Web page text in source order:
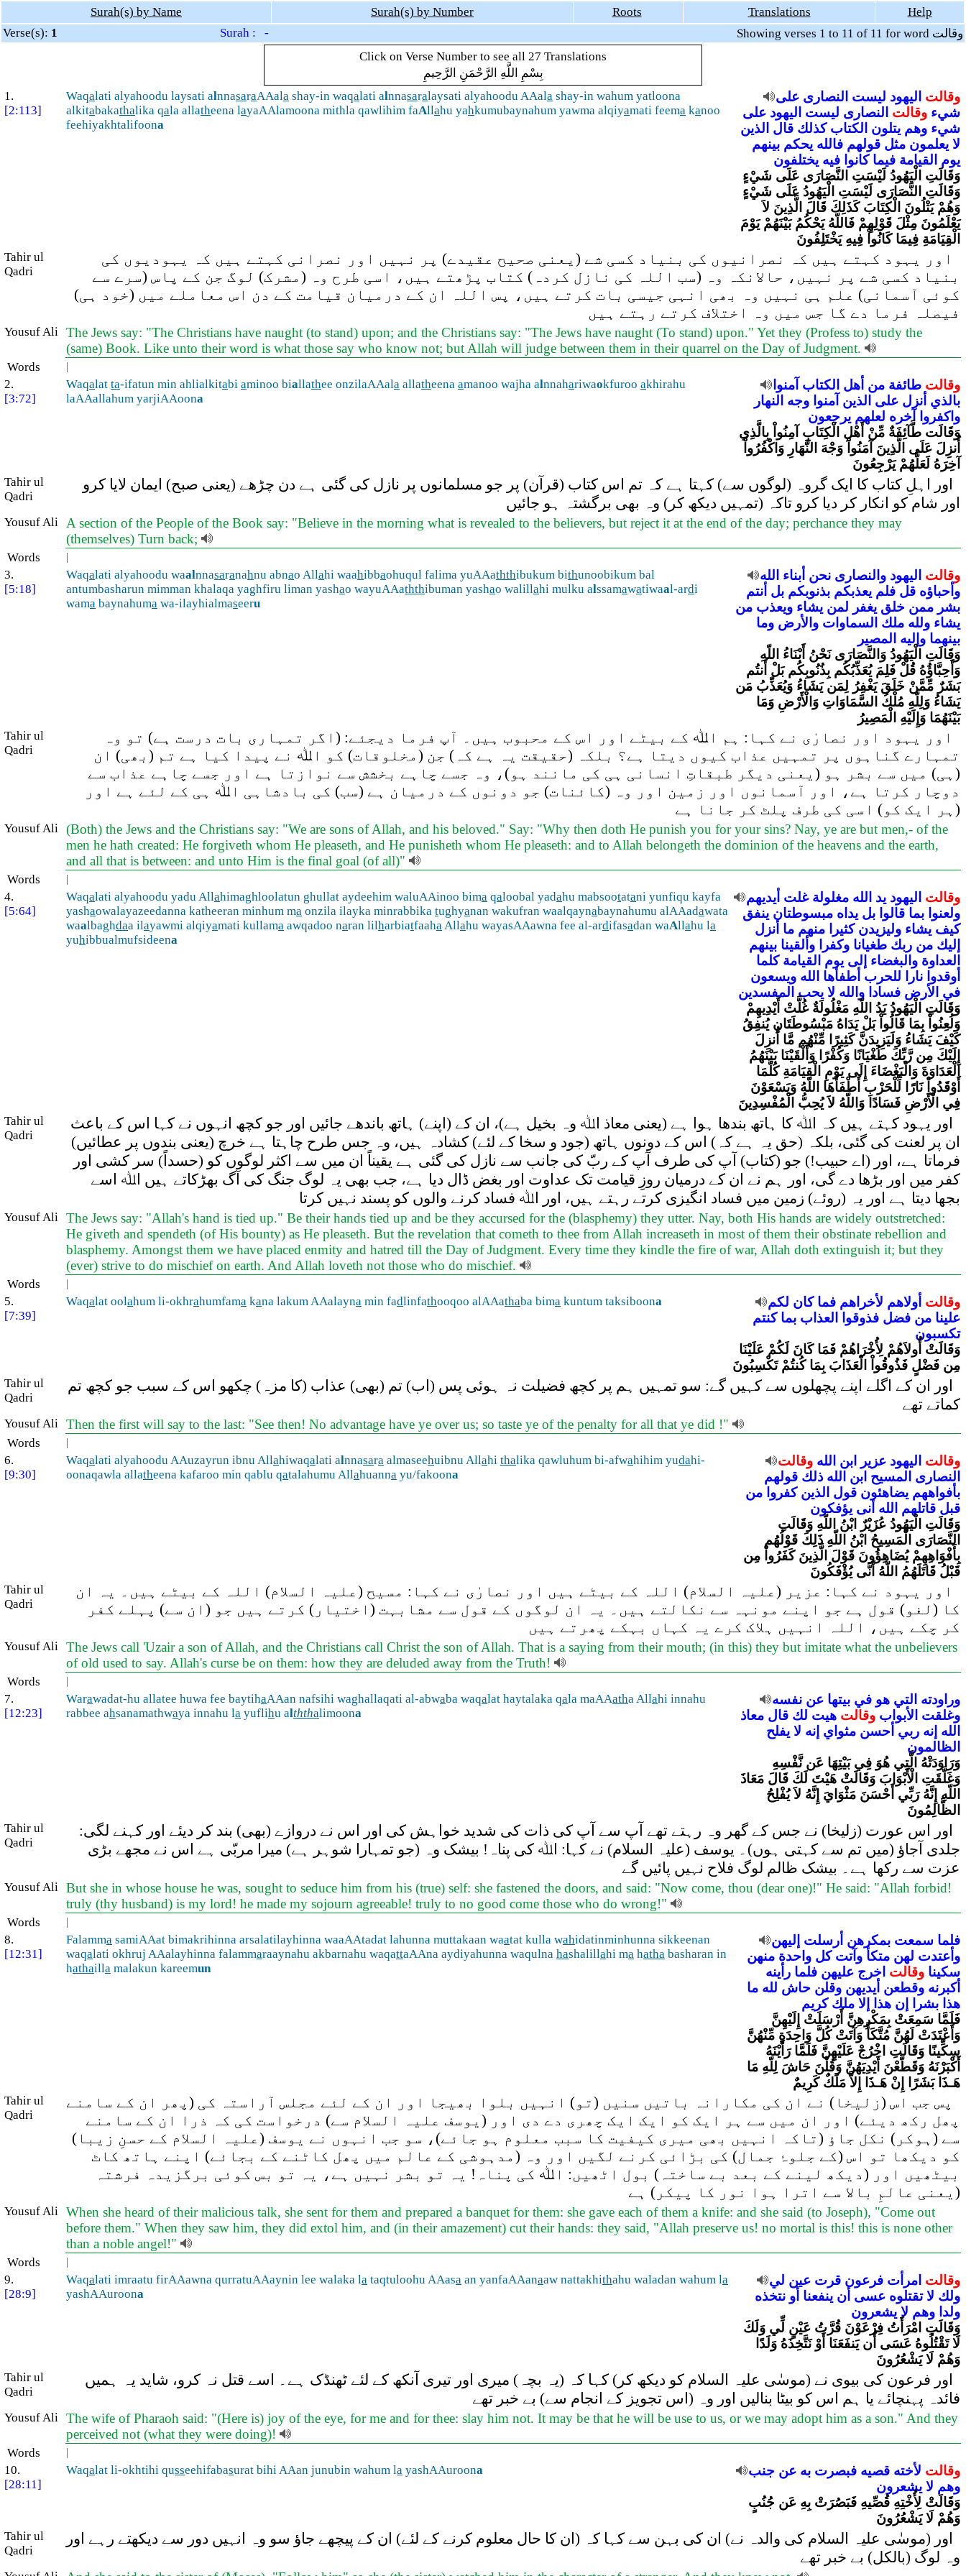
Surah(s) by Name Surah(s) by Number Roots Translations
Help
Verse(s): 1 Surah : -
Showing verses 1 to 11 of 11 for word وقالت
Click on Verse Number to see all 27 Translations
بِسْمِ اللَّهِ الرَّحْمَنِ الرَّحِيمِ
1.
[2:113]
Waqalati alyahoodu laysati alnnasaraAAala shay-in waqalati alnnasaralaysati alyahoodu AAala shay-in wahum yatloona
alkitabakathalika qala allatheena layaAAlamoona mithla qawlihim faAllahu yahkumubaynahum yawma alqiyamati feema kanoo
feehiyakhtalifoona
وقالت اليهود ليست النصارى على
شيء وقالت النصارى ليست اليهود على
شيء وهم يتلون الكتاب كذلك قال الذين
لا يعلمون مثل قولهم فالله يحكم بينهم
يوم القيامة فيما كانوا فيه يختلفون
وَقَالَتِ الْيَهُودُ لَيْسَتِ النَّصَارَى عَلَى شَيْءٍ
وَقَالَتِ النَّصَارَى لَيْسَتِ الْيَهُودُ عَلَى شَيْءٍ
وَهُمْ يَتْلُونَ الْكِتَابَ كَذَلِكَ قَالَ الَّذِينَ لاَ
يَعْلَمُونَ مِثْلَ قَوْلِهِمْ فَاللّهُ يَحْكُمُ بَيْنَهُمْ يَوْمَ
الْقِيَامَةِ فِيمَا كَانُواْ فِيهِ يَخْتَلِفُونَ
Tahir ul
Qadri
اور یہود کہتے ہیں کہ نصرانیوں کی بنیاد کسی شے (یعنی صحیح عقیدے) پر نہیں اور نصرانی کہتے ہیں کہ یہودیوں کی
بنیاد کسی شے پر نہیں، حالانکہ وہ (سب اللہ کی نازل کردہ) کتاب پڑھتے ہیں، اسی طرح وہ (مشرک) لوگ جن کے پاس (سرے سے
کوئی آسمانی) علم ہی نہیں وہ بھی انہی جیسی بات کرتے ہیں، پس اللہ ان کے درمیان قیامت کے دن اس معاملے میں (خود ہی)
فیصلہ فرما دے گا جس میں وہ اختلاف کرتے رہتے ہیں
Yousuf Ali The Jews say: "The Christians have naught (to stand) upon; and the Christians say: "The Jews have naught (To stand) upon." Yet they (Profess to) study the
(same) Book. Like unto their word is what those say who know not; but Allah will judge between them in their quarrel on the Day of Judgment.
Words |
2.
[3:72]
Waqalat ta-ifatun min ahlialkitabi aminoo biallathee onzilaAAala allatheena amanoo wajha alnnahariwaokfuroo akhirahu
laAAallahum yarjiAAoona
وقالت طائفة من أهل الكتاب آمنوا
بالذي أنزل على الذين آمنوا وجه النهار
واكفروا آخره لعلهم يرجعون
وَقَالَت طَّآئِفَةٌ مِّنْ أَهْلِ الْكِتَابِ آمِنُواْ بِالَّذِي
أُنزِلَ عَلَى الَّذِينَ آمَنُواْ وَجْهَ النَّهَارِ وَاكْفُرُواْ
آخِرَهُ لَعَلَّهُمْ يَرْجِعُونَ
Tahir ul
Qadri
اور اہلِ کتاب کا ایک گروہ (لوگوں سے) کہتا ہے کہ تم اس کتاب (قرآن) پر جو مسلمانوں پر نازل کی گئی ہے دن چڑھے (یعنی صبح) ایمان لایا کرو
اور شام کو انکار کر دیا کرو تاکہ (تمہیں دیکھ کر) وہ بھی برگشتہ ہو جائیں
Yousuf Ali
A section of the People of the Book say: "Believe in the morning what is revealed to the believers, but reject it at the end of the day; perchance they may
(themselves) Turn back;
Words |
3.
[5:18]
Waqalati alyahoodu waalnnasaranahnu abnao Allahi waahibbaohuqul falima yuAAaththibukum bithunoobikum bal
antumbasharun mimman khalaqa yaghfiru liman yashao wayuAAaththibuman yashao walillahi mulku alssamawatiwaal-ardi
wama baynahuma wa-ilayhialmaseeru
وقالت اليهود والنصارى نحن أبناء الله
وأحباؤه قل فلم يعذبكم بذنوبكم بل أنتم
بشر ممن خلق يغفر لمن يشاء ويعذب من
يشاء ولله ملك السماوات والأرض وما
بينهما وإليه المصير
وَقَالَتِ الْيَهُودُ وَالنَّصَارَى نَحْنُ أَبْنَاءُ اللّهِ
وَأَحِبَّاؤُهُ قُلْ فَلِمَ يُعَذِّبُكُم بِذُنُوبِكُم بَلْ أَنتُم
بَشَرٌ مِّمَّنْ خَلَقَ يَغْفِرُ لِمَن يَشَاءُ وَيُعَذِّبُ مَن
يَشَاءُ وَلِلّهِ مُلْكُ السَّمَاوَاتِ وَالْأَرْضِ وَمَا
بَيْنَهُمَا وَإِلَيْهِ الْمَصِيرُ
Tahir ul
Qadri
اور یہود اور نصارٰی نے کہا: ہم اﷲ کے بیٹے اور اس کے محبوب ہیں۔ آپ فرما دیجئے: (اگر تمہاری بات درست ہے) تو وہ
تمہارے گناہوں پر تمہیں عذاب کیوں دیتا ہے؟ بلکہ (حقیقت یہ ہے کہ) جن (مخلوقات) کو اﷲ نے پیدا کیا ہے تم (بھی) ان
(ہی) میں سے بشر ہو (یعنی دیگر طبقاتِ انسانی ہی کی مانند ہو)، وہ جسے چاہے بخشش سے نوازتا ہے اور جسے چاہے عذاب سے
دوچار کرتا ہے، اور آسمانوں اور زمین اور وہ (کائنات) جو دونوں کے درمیان ہے (سب) کی بادشاہی اﷲ ہی کے لئے ہے اور
(ہر ایک کو) اسی کی طرف پلٹ کر جانا ہے
Yousuf Ali (Both) the Jews and the Christians say: "We are sons of Allah, and his beloved." Say: "Why then doth He punish you for your sins? Nay, ye are but men,- of the
men he hath created: He forgiveth whom He pleaseth, and He punisheth whom He pleaseth: and to Allah belongeth the dominion of the heavens and the earth,
and all that is between: and unto Him is the final goal (of all)"
Words |
4.
[5:64]
Waqalati alyahoodu yadu Allahimaghloolatun ghullat aydeehim waluAAinoo bima qaloobal yadahu mabsootatani yunfiqu kayfa
yashaowalayazeedanna katheeran minhum ma onzila ilayka minrabbika tughyanan wakufran waalqaynabaynahumu alAAadawata
waalbaghdaa ilayawmi alqiyamati kullama awqadoo naran lilharbiatfaahaAllahu wayasAAawna fee al-ardifasadan waAllahu la
yuhibbualmufsideena
وقالت اليهود يد الله مغلولة غلت أيديهم
ولعنوا بما قالوا بل يداه مبسوطتان ينفق
كيف يشاء وليزيدن كثيرا منهم ما أنزل
إليك من ربك طغيانا وكفرا وألقينا بينهم
العداوة والبغضاء إلى يوم القيامة كلما
أوقدوا نارا للحرب أطفأها الله ويسعون
في الأرض فسادا والله لا يحب المفسدين
وَقَالَتِ الْيَهُودُ يَدُ اللّهِ مَغْلُولَةٌ غُلَّتْ أَيْدِيهِمْ
وَلُعِنُواْ بِمَا قَالُواْ بَلْ يَدَاهُ مَبْسُوطَتَانِ يُنفِقُ
كَيْفَ يَشَاءُ وَلَيَزِيدَنَّ كَثِيرًا مِّنْهُم مَّا أُنزِلَ
إِلَيْكَ مِن رَّبِّكَ طُغْيَانًا وَكُفْرًا وَأَلْقَيْنَا بَيْنَهُمُ
الْعَدَاوَةَ وَالْبَغْضَاءَ إِلَى يَوْمِ الْقِيَامَةِ كُلَّمَا
أَوْقَدُواْ نَارًا لِّلْحَرْبِ أَطْفَأَهَا اللّهُ وَيَسْعَوْنَ
فِي الْأَرْضِ فَسَادًا وَاللّهُ لاَ يُحِبُّ الْمُفْسِدِينَ
Tahir ul
Qadri
اور یہود کہتے ہیں کہ اﷲ کا ہاتھ بندھا ہوا ہے (یعنی معاذ اﷲ وہ بخیل ہے)، ان کے (اپنے) ہاتھ باندھے جائیں اور جو کچھ انہوں نے کہا اس کے باعث
ان پر لعنت کی گئی، بلکہ (حق یہ ہے کہ) اس کے دونوں ہاتھ (جود و سخا کے لئے) کشادہ ہیں، وہ جس طرح چاہتا ہے خرچ (یعنی بندوں پر عطائیں)
فرماتا ہے، اور (اے حبیب!) جو (کتاب) آپ کی طرف آپ کے ربّ کی جانب سے نازل کی گئی ہے یقیناً ان میں سے اکثر لوگوں کو (حسداً) سر کشی اور
کفر میں اور بڑھا دے گی، اور ہم نے ان کے درمیان روزِ قیامت تک عداوت اور بغض ڈال دیا ہے، جب بھی یہ لوگ جنگ کی آگ بھڑکاتے ہیں اﷲ اسے
بجھا دیتا ہے اور یہ (روئے) زمین میں فساد انگیزی کرتے رہتے ہیں، اور اﷲ فساد کرنے والوں کو پسند نہیں کرتا
Yousuf Ali The Jews say: "Allah's hand is tied up." Be their hands tied up and be they accursed for the (blasphemy) they utter. Nay, both His hands are widely outstretched:
He giveth and spendeth (of His bounty) as He pleaseth. But the revelation that cometh to thee from Allah increaseth in most of them their obstinate rebellion and
blasphemy. Amongst them we have placed enmity and hatred till the Day of Judgment. Every time they kindle the fire of war, Allah doth extinguish it; but they
(ever) strive to do mischief on earth. And Allah loveth not those who do mischief.
Words |
5.
[7:39]
Waqalat oolahum li-okhrahumfama kana lakum AAalayna min fadlinfathooqoo alAAathaba bima kuntum taksiboona وقالت أولاهم لأخراهم فما كان لكم
علينا من فضل فذوقوا العذاب بما كنتم
تكسبون
وَقَالَتْ أُولاَهُمْ لِأُخْرَاهُمْ فَمَا كَانَ لَكُمْ عَلَيْنَا
مِن فَضْلٍ فَذُوقُواْ الْعَذَابَ بِمَا كُنتُمْ تَكْسِبُونَ
Tahir ul
Qadri
اور ان کے اگلے اپنے پچھلوں سے کہیں گے: سو تمہیں ہم پر کچھ فضیلت نہ ہوئی پس (اب) تم (بھی) عذاب (کا مزہ) چکھو اس کے سبب جو کچھ تم
کماتے تھے
Yousuf Ali Then the first will say to the last: "See then! No advantage have ye over us; so taste ye of the penalty for all that ye did !"
Words |
6.
[9:30]
Waqalati alyahoodu AAuzayrun ibnu Allahiwaqalati alnnasara almaseehuibnu Allahi thalika qawluhum bi-afwahihim yudahi-
oonaqawla allatheena kafaroo min qablu qatalahumu Allahuanna yu/fakoona
وقالت اليهود عزير ابن الله وقالت
النصارى المسيح ابن الله ذلك قولهم
بأفواههم يضاهئون قول الذين كفروا من
قبل قاتلهم الله أنى يؤفكون
وَقَالَتِ الْيَهُودُ عُزَيْرٌ ابْنُ اللّهِ وَقَالَتِ
النَّصَارَى الْمَسِيحُ ابْنُ اللّهِ ذَلِكَ قَوْلُهُم
بِأَفْوَاهِهِمْ يُضَاهِؤُونَ قَوْلَ الَّذِينَ كَفَرُواْ مِن
قَبْلُ قَاتَلَهُمُ اللّهُ أَنَّى يُؤْفَكُونَ
Tahir ul
Qadri
اور یہود نے کہا: عزیر (علیہ السلام) اللہ کے بیٹے ہیں اور نصارٰی نے کہا: مسیح (علیہ السلام) اللہ کے بیٹے ہیں۔ یہ ان
کا (لغو) قول ہے جو اپنے مونہہ سے نکالتے ہیں۔ یہ ان لوگوں کے قول سے مشابہت (اختیار) کرتے ہیں جو (ان سے) پہلے کفر
کر چکے ہیں، اللہ انہیں ہلاک کرے یہ کہاں بہکے پھرتے ہیں
Yousuf Ali The Jews call 'Uzair a son of Allah, and the Christians call Christ the son of Allah. That is a saying from their mouth; (in this) they but imitate what the unbelievers
of old used to say. Allah's curse be on them: how they are deluded away from the Truth!
Words |
7.
[12:23]
Warawadat-hu allatee huwa fee baytihaAAan nafsihi waghallaqati al-abwaba waqalat haytalaka qala maAAatha Allahi innahu
rabbee ahsanamathwaya innahu la yuflihu alththalimoona
وراودته التي هو في بيتها عن نفسه
وغلقت الأبواب وقالت هيت لك قال معاذ
الله إنه ربي أحسن مثواي إنه لا يفلح
الظالمون
وَرَاوَدَتْهُ الَّتِي هُوَ فِي بَيْتِهَا عَن نَّفْسِهِ
وَغَلَّقَتِ الْأَبْوَابَ وَقَالَتْ هَيْتَ لَكَ قَالَ مَعَاذَ
اللّهِ إِنَّهُ رَبِّي أَحْسَنَ مَثْوَايَ إِنَّهُ لاَ يُفْلِحُ
الظَّالِمُونَ
Tahir ul
Qadri
اور اس عورت (زلیخا) نے جس کے گھر وہ رہتے تھے آپ سے آپ کی ذات کی شدید خواہش کی اور اس نے دروازے (بھی) بند کر دیئے اور کہنے لگی:
جلدی آجاؤ (میں تم سے کہتی ہوں)۔ یوسف (علیہ السلام) نے کہا: اﷲ کی پناہ! بیشک وہ (جو تمہارا شوہر ہے) میرا مربّی ہے اس نے مجھے بڑی
عزت سے رکھا ہے۔ بیشک ظالم لوگ فلاح نہیں پائیں گے
Yousuf Ali But she in whose house he was, sought to seduce him from his (true) self: she fastened the doors, and said: "Now come, thou (dear one)!" He said: "Allah forbid!
truly (thy husband) is my lord! he made my sojourn agreeable! truly to no good come those who do wrong!"
Words |
8.
[12:31]
Falamma samiAAat bimakrihinna arsalatilayhinna waaAAtadat lahunna muttakaan waatat kulla wahidatinminhunna sikkeenan
waqalati okhruj AAalayhinna falammaraaynahu akbarnahu waqattaAAna aydiyahunna waqulna hashalillahi ma hatha basharan in
hathailla malakun kareemun
فلما سمعت بمكرهن أرسلت إليهن
وأعتدت لهن متكأ وآتت كل واحدة منهن
سكينا وقالت اخرج عليهن فلما رأينه
أكبرنه وقطعن أيديهن وقلن حاش لله ما
هذا بشرا إن هذا إلا ملك كريم
فَلَمَّا سَمِعَتْ بِمَكْرِهِنَّ أَرْسَلَتْ إِلَيْهِنَّ
وَأَعْتَدَتْ لَهُنَّ مُتَّكَأً وَآتَتْ كُلَّ وَاحِدَةٍ مِّنْهُنَّ
سِكِّينًا وَقَالَتِ اخْرُجْ عَلَيْهِنَّ فَلَمَّا رَأَيْنَهُ
أَكْبَرْنَهُ وَقَطَّعْنَ أَيْدِيَهُنَّ وَقُلْنَ حَاشَ لِلّهِ مَا
هَـذَا بَشَرًا إِنْ هَـذَا إِلاَّ مَلَكٌ كَرِيمٌ
Tahir ul
Qadri
پس جب اس (زلیخا) نے ان کی مکارانہ باتیں سنیں (تو) انہیں بلوا بھیجا اور ان کے لئے مجلس آراستہ کی (پھر ان کے سامنے
پھل رکھ دیئے) اور ان میں سے ہر ایک کو ایک ایک چھری دے دی اور (یوسف علیہ السلام سے) درخواست کی کہ ذرا ان کے سامنے
سے (ہوکر) نکل جاؤ (تاکہ انہیں بھی میری کیفیت کا سبب معلوم ہو جائے)، سو جب انہوں نے یوسف (علیہ السلام کے حسنِ زیبا)
کو دیکھا تو اس (کے جلوۂ جمال) کی بڑائی کرنے لگیں اور وہ (مدہوشی کے عالم میں پھل کاٹنے کے بجائے) اپنے ہاتھ کاٹ
بیٹھیں اور (دیکھ لینے کے بعد بے ساختہ) بول اٹھیں: اﷲ کی پناہ! یہ تو بشر نہیں ہے، یہ تو بس کوئی برگزیدہ فرشتہ
(یعنی عالمِ بالا سے اترا ہوا نور کا پیکر) ہے
Yousuf Ali When she heard of their malicious talk, she sent for them and prepared a banquet for them: she gave each of them a knife: and she said (to Joseph), "Come out
before them." When they saw him, they did extol him, and (in their amazement) cut their hands: they said, "Allah preserve us! no mortal is this! this is none other
than a noble angel!"
Words |
9.
[28:9]
Waqalati imraatu firAAawna qurratuAAaynin lee walaka la taqtuloohu AAasa an yanfaAAanaaw nattakhithahu waladan wahum la
yashAAuroona
وقالت امرأت فرعون قرت عين لي
ولك لا تقتلوه عسى أن ينفعنا أو نتخذه
ولدا وهم لا يشعرون
وَقَالَتِ امْرَأَتُ فِرْعَوْنَ قُرَّتُ عَيْنٍ لِّي وَلَكَ
لَا تَقْتُلُوهُ عَسَى أَن يَنفَعَنَا أَوْ نَتَّخِذَهُ وَلَدًا
وَهُمْ لَا يَشْعُرُونَ
Tahir ul
Qadri
اور فرعون کی بیوی نے (موسٰی علیہ السلام کو دیکھ کر) کہا کہ (یہ بچہ) میری اور تیری آنکھ کے لئے ٹھنڈک ہے۔ اسے قتل نہ کرو، شاید یہ ہمیں
فائدہ پہنچائے یا ہم اس کو بیٹا بنالیں اور وہ (اس تجویز کے انجام سے) بے خبر تھے
Yousuf Ali The wife of Pharaoh said: "(Here is) joy of the eye, for me and for thee: slay him not. It may be that he will be use to us, or we may adopt him as a son." And they
perceived not (what they were doing)!
Words |
10.
[28:11]
Waqalat li-okhtihi qusseehifabasurat bihi AAan junubin wahum la yashAAuroona وقالت لأخته قصيه فبصرت به عن جنب
وهم لا يشعرون
وَقَالَتْ لِأُخْتِهِ قُصِّيهِ فَبَصُرَتْ بِهِ عَن جُنُبٍ
وَهُمْ لَا يَشْعُرُونَ
Tahir ul
Qadri
اور (موسٰی علیہ السلام کی والدہ نے) ان کی بہن سے کہا کہ (ان کا حال معلوم کرنے کے لئے) ان کے پیچھے جاؤ سو وہ انہیں دور سے دیکھتے رہے اور
وہ لوگ (بالکل) بے خبر تھے